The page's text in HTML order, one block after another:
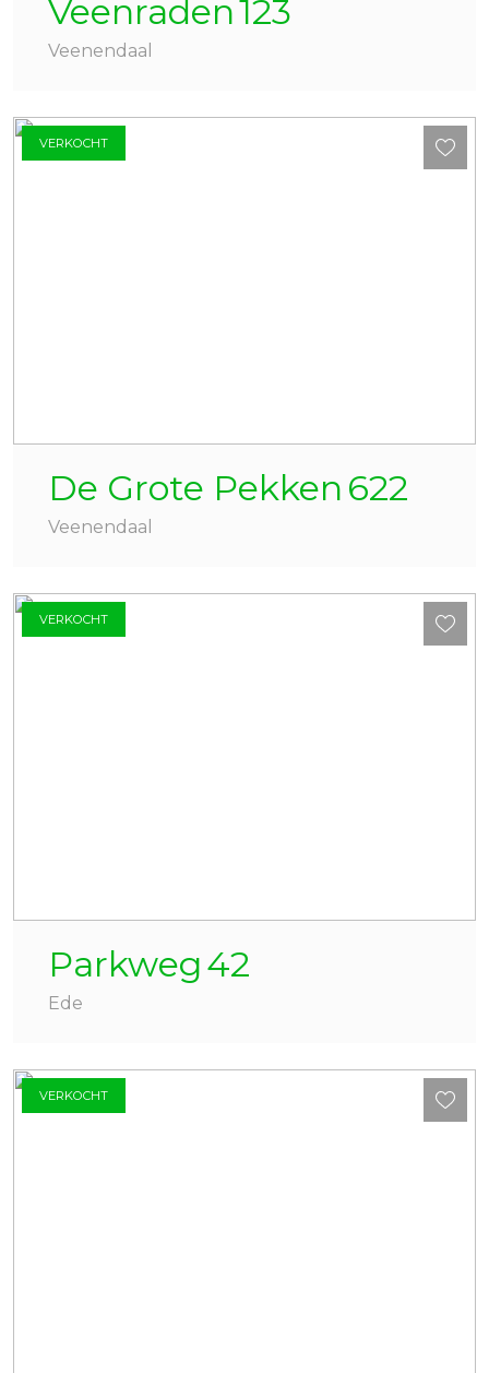
Veenraden123
Veenendaal
VERKOCHT
De Grote Pekken 622
Veenendaal
VERKOCHT
Parkweg42
Ede
VERKOCHT